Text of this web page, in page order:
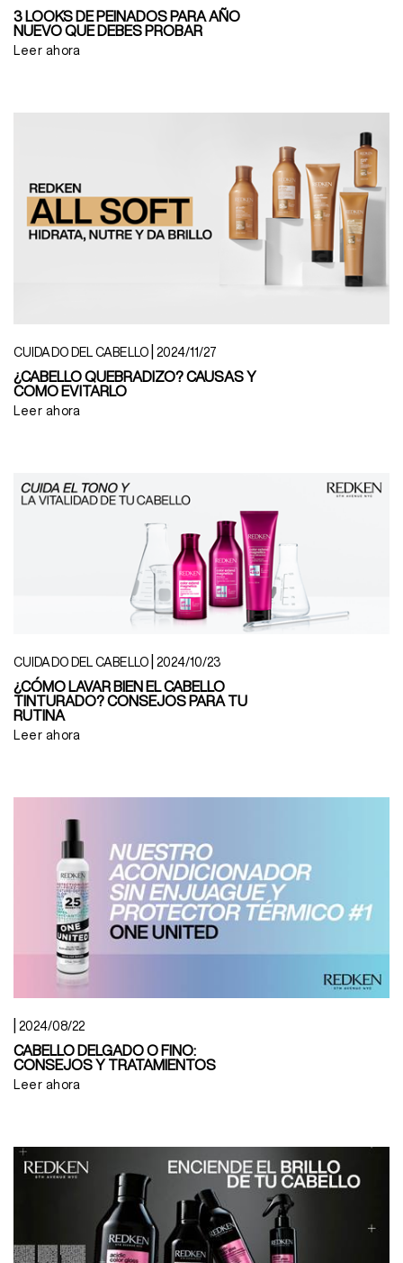
3 LOOKS DE PEINADOS PARA AÑO
NUEVO QUE DEBES PROBAR
Leer ahora
CUIDADO DEL CABELLO| 2024/11/27
¿CABELLO QUEBRADIZO? CAUSAS Y
COMO EVITARLO
Leer ahora
CUIDADO DEL CABELLO| 2024/10/23
¿CÓMO LAVAR BIEN EL CABELLO
TINTURADO? CONSEJOS PARA TU
RUTINA
Leer ahora
2024/08/22
CABELLO DELGADO O FINO:
CONSEJOS Y TRATAMIENTOS
Leer ahora